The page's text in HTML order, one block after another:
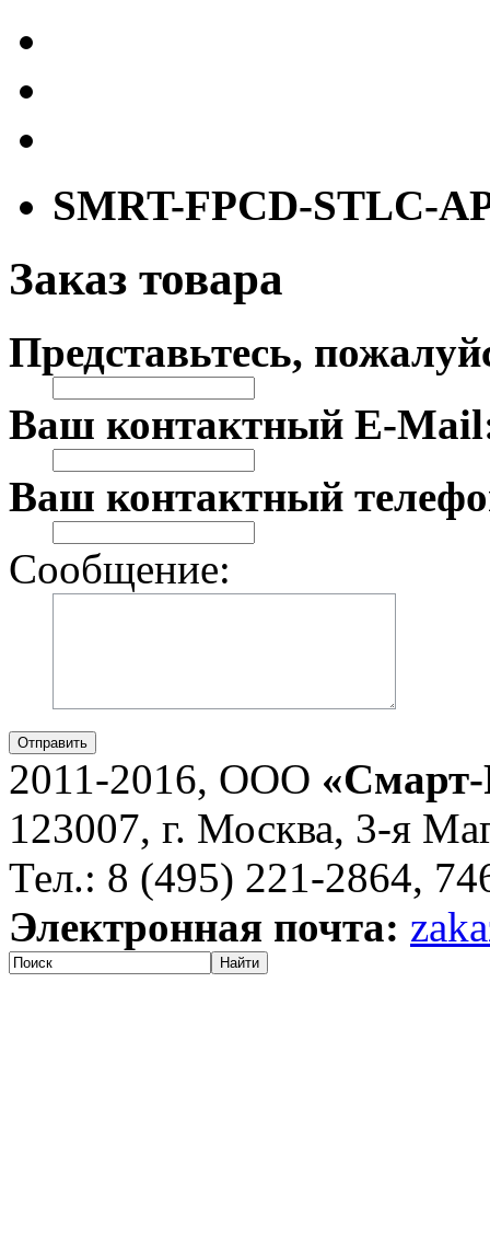
SMRT-FPCD-STLC-
Заказ товара
Представьтесь,
Ваш контактный E-
Ваш контактный
Сообщение:
Отправить
2011-2016, ООО
123007, г. Москва, 3-я
Тел.: 8 (495) 221-2864,
Электронная почта:
Найти